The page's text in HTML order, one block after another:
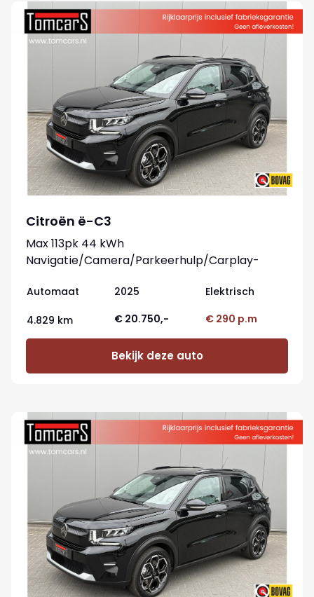
Citroën ë-C3
Max 113pk 44 kWh
Navigatie/Camera/Parkeerhulp/Carplay-
Automaat 2025 Elektrisch
4.829 km € 20.750,- € 290 p.m
Bekijk deze auto